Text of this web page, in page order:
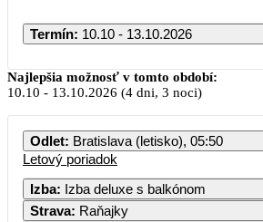
Termín: 10.10 - 13.10.2026
Október 2026
PO UT ST ŠT PI
5
Najlepšia možnosť v tomto období:
10.10 - 13.10.2026 (4 dni, 3 noci)
Odlet: Bratislava (letisko), 05:50
Letový poriadok
Izba:
Izba deluxe s balkónom
Strava: Raňajky